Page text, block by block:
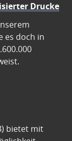
Drucke
es doch in
bietet mit